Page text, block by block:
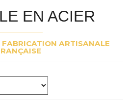
EN ACIER
FABRICATION ARTISANALE